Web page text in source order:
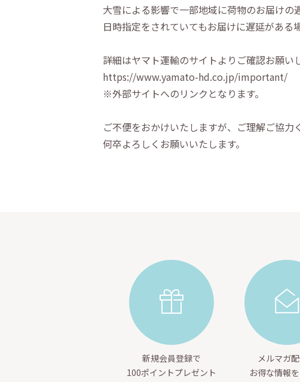
大雪による影響で一部地域に荷物のお届けの
日時指定をされていてもお届けに遅延がある
詳細はヤマト運輸のサイトよりご確認お願い
https://www.yamato-hd.co.jp/important/
※外部サイトへのリンクとなります。
ご不便をおかけいたしますが、ご理解ご協力
何卒よろしくお願いいたします。
新規会員登録で
100ポイントプレゼント
メルマガ
お得な情報